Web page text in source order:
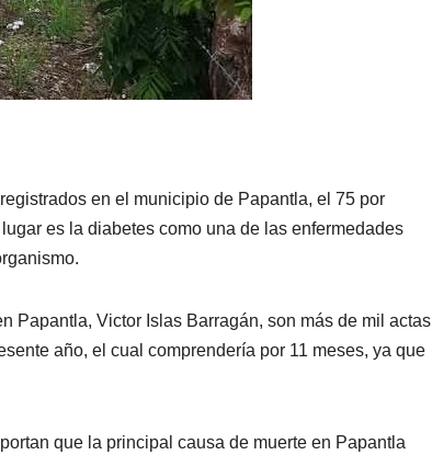
en el municipio de Papantla, el 75 por
es la diabetes como una de las enfermedades
Papantla, Victor Islas Barragán, son más de mil actas
año, el cual comprendería por 11 meses, ya que
que la principal causa de muerte en Papantla